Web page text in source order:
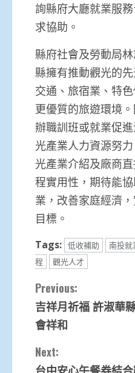
詢縣府大廳就業服
求協助。
縣府社會及勞動局
縣擁有推動觀光的
交通、旅宿業、特
更優質的旅遊環境
辦職訓班或就業促
光產業人力資源努
光產業介紹及廠商
程實用性，期待能
業，改善家庭經濟
目標。
Tags: 低收補助 南投就
程
觀光人才
Continue
Reading
Previous:
吉祥月祈福 許淑華
會祥和
Next:
台中安心午餐券結